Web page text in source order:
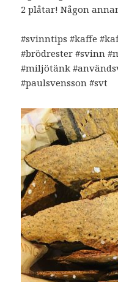
2 plåtar! Någon
#svinntips #kaffe
#brödrester #svinn
#miljötänk
#paulsvensson #svt